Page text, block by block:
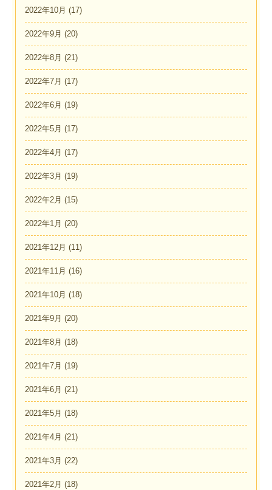
2022年10月 (17)
2022年9月 (20)
2022年8月 (21)
2022年7月 (17)
2022年6月 (19)
2022年5月 (17)
2022年4月 (17)
2022年3月 (19)
2022年2月 (15)
2022年1月 (20)
2021年12月 (11)
2021年11月 (16)
2021年10月 (18)
2021年9月 (20)
2021年8月 (18)
2021年7月 (19)
2021年6月 (21)
2021年5月 (18)
2021年4月 (21)
2021年3月 (22)
2021年2月 (18)